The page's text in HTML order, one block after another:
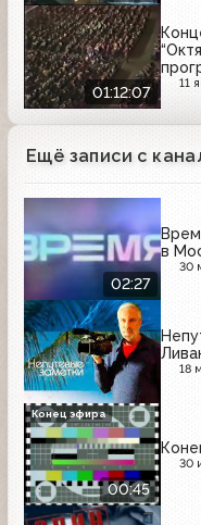
01:12:07
11
Ещё записи с
02:27
в
30
18
00:45
30
Конец эфира